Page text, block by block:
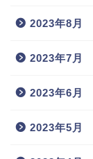
2023年8月
2023年7月
2023年6月
2023年5月